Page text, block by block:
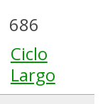
686
Ciclo
Largo